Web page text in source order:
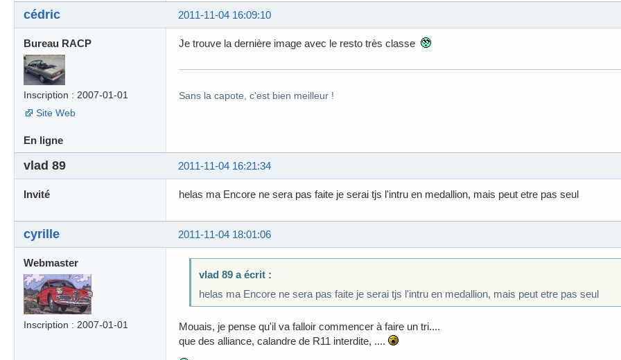
2011-11-04 16:09:10
cédric
Bureau RACP
Inscription : 2007-01-01
Site Web
Je trouve la dernière image avec le resto très classe
Sans la capote, c'est bien meilleur !
En ligne
2011-11-04 16:21:34
vlad 89
Invité helas ma Encore ne sera pas faite je serai tjs l'intru en medallion, mais peut etre pas seul
2011-11-04 18:01:06
cyrille
Webmaster
Inscription : 2007-01-01
vlad 89 a écrit :
helas ma Encore ne sera pas faite je serai tjs l'intru en medallion, mais peut etre pas seul
Mouais, je pense qu'il va falloir commencer à faire un tri....
que des alliance, calandre de R11 interdite, ....